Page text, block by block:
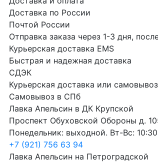
Доставка по России
Почтой России
Отправка заказа через 1-3 дня,
Курьерская доставка EMS
Быстрая и надежная доставка
СДЭК
Курьерская доставка или
Самовывоз в СПб
Лавка Апельсин в ДК Крупской
Проспект Обуховской Обороны д.
Понедельник: выходной. Вт-Вс:
+7 (921) 756 63 94
Лавка Апельсин на Петроградской